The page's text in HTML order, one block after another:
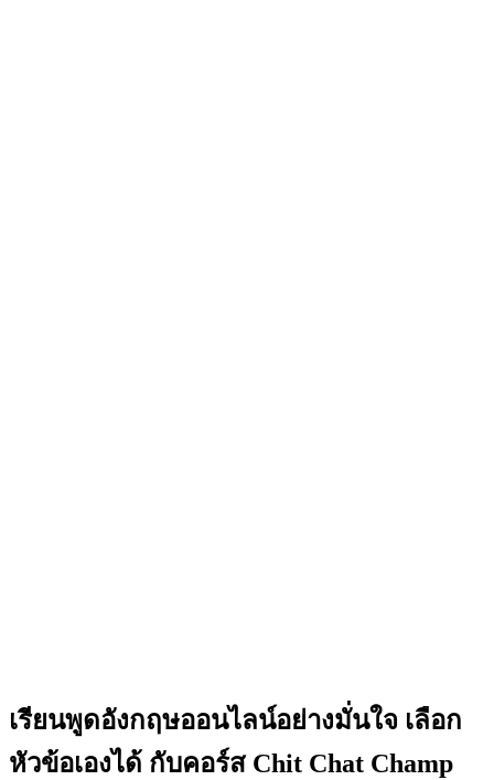
เรียนพูดอังกฤษออนไลน์อย่างมั่นใจ เลือก
หัวข้อเองได้ กับคอร์ส Chit Chat Champ